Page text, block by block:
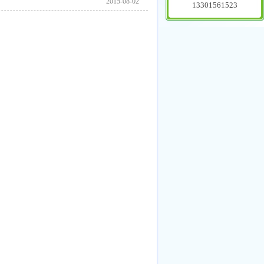
13301561523